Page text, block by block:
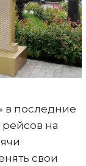
в последние
на
свои